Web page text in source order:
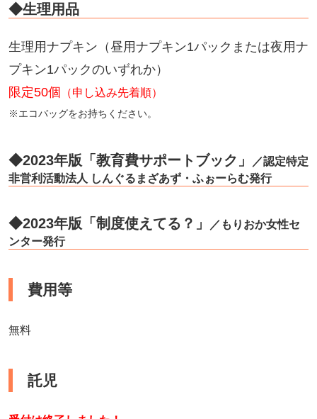
◆生理用品
生理用ナプキン（昼用ナプキン1パックまたは夜用ナ
プキン1パックのいずれか）
限定50個 （申し込み先着順）
※エコバッグをお持ちください。
◆2023年版「教育費サポートブック」
／認定特定
非営利活動法人 しんぐるまざあず・ふぉーらむ発行
◆2023年版「制度使えてる？」
／もりおか女性セ
ンター発行
費用等
無料
託児